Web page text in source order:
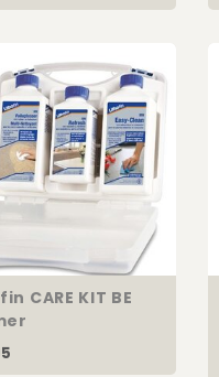
CARE KIT BE